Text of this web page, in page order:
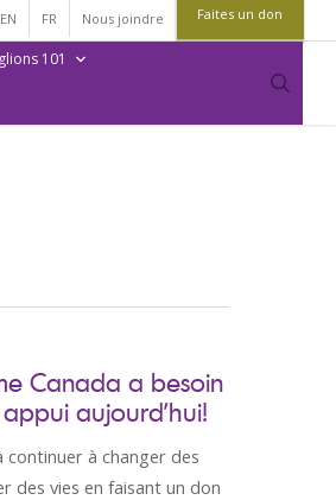
EN FR Nous joindre Faites un don
101
Canada a besoin
aujourd’hui!
continuer à changer des
des vies en faisant un don